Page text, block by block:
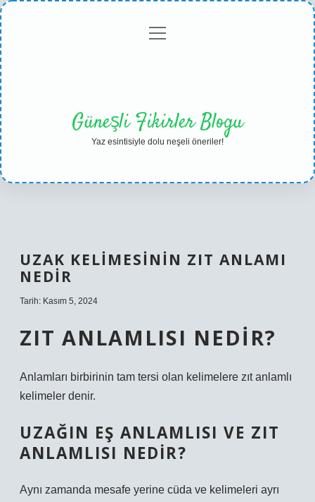
Gizlilikmenüyü
Güneşli Fikirler Blogu
Yaz esintisiyle dolu neşeli öneriler!
UZAK KELIMESININ ZIT ANLAMI
NEDIR
Tarih: Kasım 5, 2024
ZIT ANLAMLISI NEDIR?
Anlamları birbirinin tam tersi olan kelimelere zıt anlamlı
kelimeler denir.
UZAĞIN EŞ ANLAMLISI VE ZIT
ANLAMLISI NEDIR?
Aynı zamanda mesafe yerine cüda ve kelimeleri ayrı